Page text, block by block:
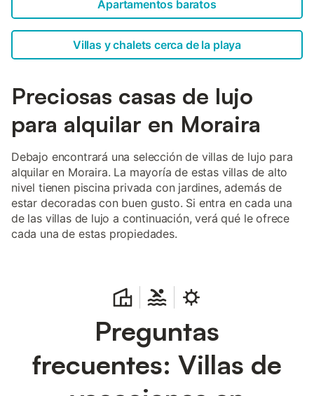
Apartamentos baratos
Villas y chalets cerca de la playa
Preciosas casas de lujo
para alquilar en Moraira
Debajo encontrará una selección de villas de lujo para
alquilar en Moraira. La mayoría de estas villas de alto
nivel tienen piscina privada con jardines, además de
estar decoradas con buen gusto. Si entra en cada una
de las villas de lujo a continuación, verá qué le ofrece
cada una de estas propiedades.
Preguntas
frecuentes: Villas de